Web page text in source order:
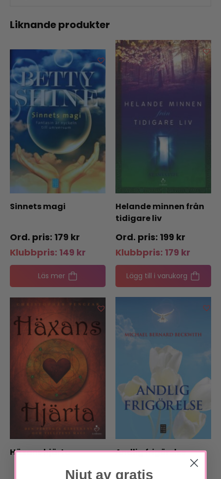
Liknande produkter
Sinnets magi
179 kr
Klubbpris: 149 kr
Läs mer
Helande minnen från
tidigare liv
199 kr
Klubbpris: 179 kr
Lägg till i varukorg
Häxans hjärta Andlig frigörelse
Njut av gratis